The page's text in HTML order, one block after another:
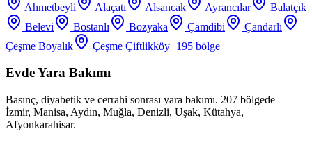
Ahmetbeyli Alaçatı Alsancak Ayrancılar
Balatçık
Belevi
Bostanlı Bozyaka Çamdibi
Çandarlı
Çeşme Boyalık
Çeşme Çiftlikköy+195 bölge
Evde Yara Bakımı
Basınç, diyabetik ve cerrahi sonrası yara bakımı. 207 bölgede —
İzmir, Manisa, Aydın, Muğla, Denizli, Uşak, Kütahya,
Afyonkarahisar.